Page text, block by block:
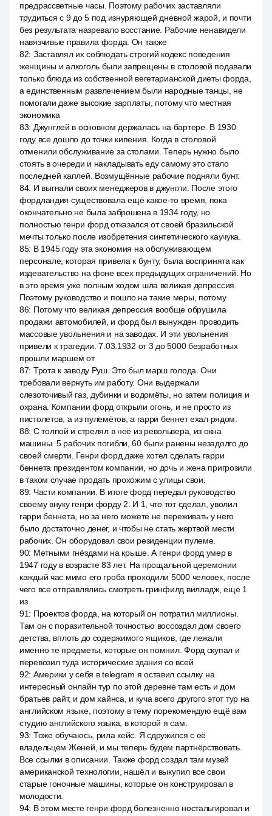
предрассветные часы. Поэтому рабочих заставляли
трудиться с 9 до 5 под изнуряющей дневной жарой, и почти
без результата назревало восстание. Рабочие ненавидели
навязчивые правила форда. Он также
82: Заставлял их соблюдать строгий кодекс поведения
женщины и алкоголь были запрещены в столовой подавали
только блюда из собственной вегетарианской диеты форда,
а единственным развлечением были народные танцы, не
помогали даже высокие зарплаты, потому что местная
экономика
83: Джунглей в основном держалась на бартере. В 1930
году все дошло до точки кипения. Когда в столовой
отменили обслуживание за столами. Теперь нужно было
стоять в очереди и накладывать еду самому это стало
последней каплей. Возмущённые рабочие подняли бунт.
84: И выгнали своих менеджеров в джунгли. После этого
фордландия существовала ещё какое-то время, пока
окончательно не была заброшена в 1934 году, но
полностью генри форд отказался от своей бразильской
мечты только после изобретения синтетического каучука.
85: В 1945 году эта экономия на обслуживающем
персонале, которая привела к бунту, была воспринята как
издевательство на фоне всех предыдущих ограничений. Но
в это время уже полным ходом шла великая депрессия.
Поэтому руководство и пошло на такие меры, потому
86: Потому что великая депрессия вообще обрушила
продажи автомобилей, и форд был вынужден проводить
массовые увольнения и на заводах. И эти увольнения
привели к трагедии. 7.03.1932 от 3 до 5000 безработных
прошли маршем от
87: Трота к заводу Руш. Это был марш голода. Они
требовали вернуть им работу. Они выдержали
слезоточивый газ, дубинки и водомёты, но затем полиция и
охрана. Компании форд открыли огонь, и не просто из
пистолетов, а из пулемётов, а гарри беннет ехал рядом.
88: С толпой и стрелял в неё из револьвера, из окна
машины. 5 рабочих погибли, 60 были ранены незадолго до
своей смерти. Генри форд даже хотел сделать гарри
беннета президентом компании, но дочь и жена пригрозили
в таком случае продать прохожим с улицы свои.
89: Части компании. В итоге форд передал руководство
своему внуку генри форду 2. И 1, что тот сделал, уволил
гарри беннета, но за него можете не переживать у него
было достаточно денег, и чтобы не стать жертвой мести
рабочих. Он оборудовал свои резиденции пулеме.
90: Метными гнёздами на крыше. А генри форд умер в
1947 году в возрасте 83 лет. На прощальной церемонии
каждый час мимо его гроба проходили 5000 человек, после
чего все отправлялись смотреть гринфилд вилладж, ещё 1
из
91: Проектов форда, на который он потратил миллионы.
Там он с поразительной точностью воссоздал дом своего
детства, вплоть до содержимого ящиков, где лежали
именно те предметы, которые он помнил. Форд скупал и
перевозил туда исторические здания со всей
92: Америки у себя в telegram я оставил ссылку на
интересный онлайн тур по этой деревне там есть и дом
братьев райт, и дом хайнса, и куча всего другого этот тур на
английском языке, поэтому в тему порекомендую ещё вам
студию английского языка, в которой я сам.
93: Тоже обучаюсь, рила кейс. Я сдружился с её
владельцем Женей, и мы теперь будем партнёрствовать.
Все ссылки в описании. Также форд создал там музей
американской технологии, нашёл и выкупил все свои
старые гоночные машины, которые он конструировал в
молодости.
94: В этом месте генри форд болезненно ностальгировал и